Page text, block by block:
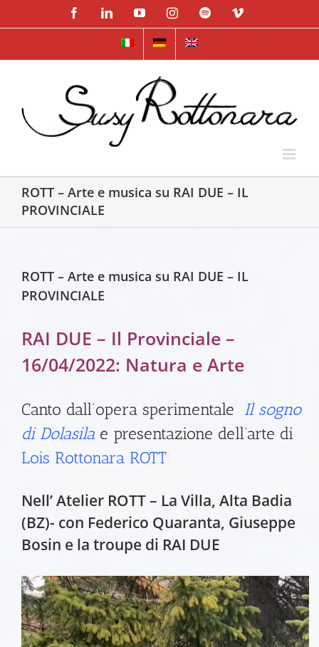
to
FacebookLinkedInYouTubeInstagramSpotifyVimeo
ROTT – Arte e musica su RAI DUE – IL
PROVINCIALE
ROTT – Arte e musica su RAI DUE – IL
PROVINCIALE
RAI DUE – Il Provinciale –
16/04/2022: Natura e Arte
Canto dall’opera sperimentale Il sogno
di Dolasila e presentazione dell’arte di
Lois Rottonara ROTT
Nell’ Atelier ROTT – La Villa, Alta Badia
(BZ)- con Federico Quaranta, Giuseppe
Bosin e la troupe di RAI DUE
Video
Player